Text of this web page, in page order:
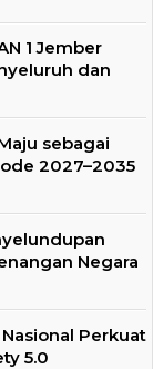
1 Jember
dan
sebagai
2027–2035
Negara
Perkuat
5.0